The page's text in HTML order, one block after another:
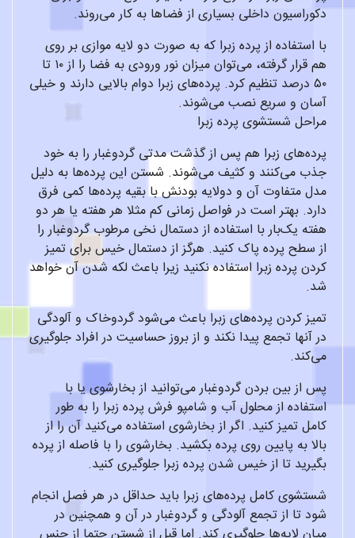
دکوراسیون داخلی بسیاری از فضاها به کار می‌روند.
با استفاده از پرده زبرا که به صورت دو لایه موازی بر روی
هم قرار گرفته، می‌توان میزان نور ورودی به فضا را از ۱۰ تا
۵۰ درصد تنظیم کرد. پرده‌های زبرا دوام بالایی دارند و خیلی
آسان و سریع نصب می‌شوند.
مراحل شستشوی پرده‌ زبرا
پرده‌های زبرا هم پس از گذشت مدتی گردوغبار را به خود
جذب می‌کنند و کثیف می‌شوند. شستن این پرده‌ها به دلیل
مدل متفاوت آن و دولایه بودنش با بقیه پرده‌ها کمی فرق
دارد. بهتر است در فواصل زمانی کم مثلا هر هفته یا هر دو
هفته یک‌بار با استفاده از دستمال نخی مرطوب گردوغبار را
از سطح پرده پاک کنید. هرگز از دستمال خیس برای تمیز
کردن پرده زبرا استفاده نکنید زیرا باعث لکه شدن آن خواهد
شد.
تمیز کردن پرده‌های زبرا باعث می‌شود گردوخاک و آلودگی
در آنها تجمع پیدا نکند و از بروز حساسیت در افراد جلوگیری
می‌کند.
پس از بین بردن گردوغبار می‌توانید از بخارشوی یا با
استفاده از محلول آب و شامپو فرش پرده زبرا را به طور
کامل تمیز کنید. اگر از بخارشوی استفاده می‌کنید آن را از
بالا به پایین روی پرده بکشید. بخارشوی را با فاصله از پرده
بگیرید تا از خیس شدن پرده زبرا جلوگیری کنید.
شستشوی کامل پرده‌های زبرا باید حداقل در هر فصل انجام
شود تا از تجمع آلودگی و گردوغبار در آن و همچنین در